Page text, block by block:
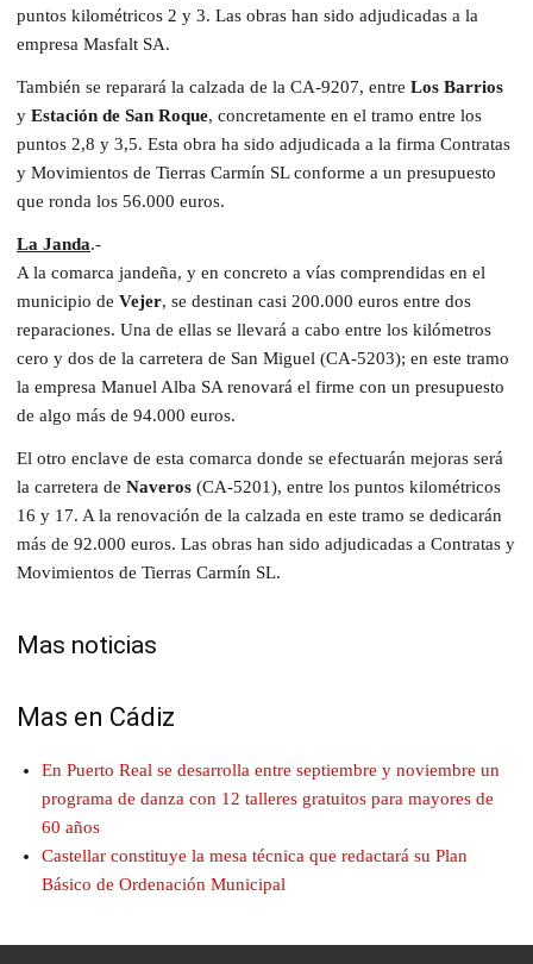
puntos kilométricos 2 y 3. Las obras han sido adjudicadas a la
empresa Masfalt SA.
También se reparará la calzada de la CA-9207, entre Los Barrios
y Estación de San Roque, concretamente en el tramo entre los
puntos 2,8 y 3,5. Esta obra ha sido adjudicada a la firma Contratas
y Movimientos de Tierras Carmín SL conforme a un presupuesto
que ronda los 56.000 euros.
La Janda.-
A la comarca jandeña, y en concreto a vías comprendidas en el
municipio de Vejer, se destinan casi 200.000 euros entre dos
reparaciones. Una de ellas se llevará a cabo entre los kilómetros
cero y dos de la carretera de San Miguel (CA-5203); en este tramo
la empresa Manuel Alba SA renovará el firme con un presupuesto
de algo más de 94.000 euros.
El otro enclave de esta comarca donde se efectuarán mejoras será
la carretera de Naveros (CA-5201), entre los puntos kilométricos
16 y 17. A la renovación de la calzada en este tramo se dedicarán
más de 92.000 euros. Las obras han sido adjudicadas a Contratas y
Movimientos de Tierras Carmín SL.
Mas noticias
Mas en Cádiz
En Puerto Real se desarrolla entre septiembre y noviembre un
programa de danza con 12 talleres gratuitos para mayores de
60 años
Castellar constituye la mesa técnica que redactará su Plan
Básico de Ordenación Municipal